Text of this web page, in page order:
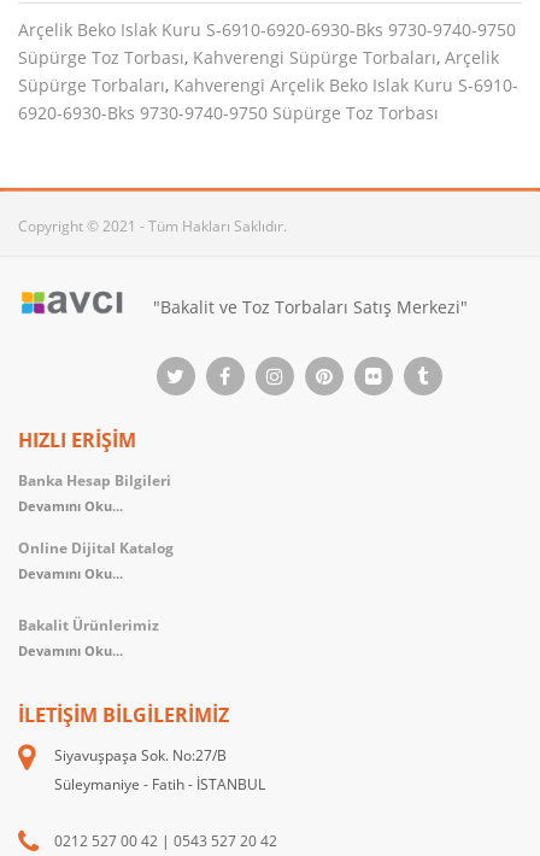
Arçelik Beko Islak Kuru S-6910-6920-6930-Bks 9730-9740-9750
Süpürge Toz Torbası, Kahverengi Süpürge Torbaları, Arçelik
Süpürge Torbaları, Kahverengi Arçelik Beko Islak Kuru S-6910-
6920-6930-Bks 9730-9740-9750 Süpürge Toz Torbası
Copyright © 2021 - Tüm Hakları Saklıdır.
"Bakalit ve Toz Torbaları Satış Merkezi"
HIZLI ERİŞİM
Banka Hesap Bilgileri
Devamını Oku...
Online Dijital Katalog
Devamını Oku...
Bakalit Ürünlerimiz
Devamını Oku...
İLETIŞIM BILGILERIMIZ
Siyavuşpaşa Sok. No:27/B
Süleymaniye - Fatih - İSTANBUL
0212 527 00 42 | 0543 527 20 42